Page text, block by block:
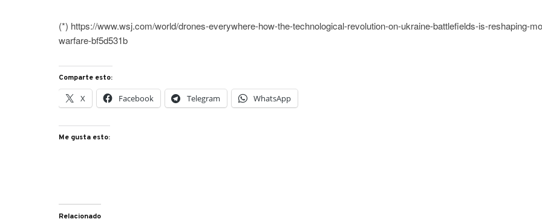
(*) https://www.wsj.com/world/drones-everywhere-how-the-technological-revolution-on-ukraine-battlefields-is-reshaping-
warfare-bf5d531b
Comparte esto:
X Facebook Telegram WhatsApp
Me gusta esto:
Relacionado